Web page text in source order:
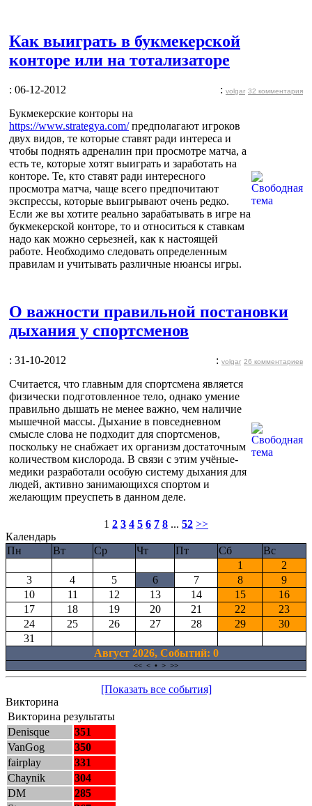
Как выиграть в букмекерской
конторе или на тотализаторе
: 06-12-2012 : volgar 32 комментария
Букмекерские конторы на
https://www.strategya.com/предполагают игроков
двух видов, те которые ставят ради интереса и
чтобы поднять адреналин при просмотре матча, а
есть те, которые хотят выиграть и заработать на
конторе. Те, кто ставят ради интересного
просмотра матча, чаще всего предпочитают
экспрессы, которые выигрывают очень редко.
Если же вы хотите реально зарабатывать в игре на
букмекерской конторе, то и относиться к ставкам
надо как можно серьезней, как к настоящей
работе. Необходимо следовать определенным
правилам и учитывать различные нюансы игры.
О важности правильной постановки
дыхания у спортсменов
: 31-10-2012 : volgar 26 комментариев
Считается, что главным для спортсмена является
физически подготовленное тело, однако умение
правильно дышать не менее важно, чем наличие
мышечной массы. Дыхание в повседневном
смысле слова не подходит для спортсменов,
поскольку не снабжает их организм достаточным
количеством кислорода. В связи с этим учёные-
медики разработали особую систему дыхания для
людей, активно занимающихся спортом и
желающим преуспеть в данном деле.
1 2 3 4 5 6 7 8 ... 52 >>
Календарь
Пн
Вт Ср Чт Пт Сб
Вс
1
2
3
4 5 6 7 8
9
10
11 12 13 14 15
16
17
18 19 20 21 22
23
24
25 26 27 28 29
30
31
Август 2026, Cобытий: 0
<< < • > >>
[Показать все события]
Викторина
Викторина результаты
Denisque
351
VanGog
350
fairplay
331
Chaynik
304
DM
285